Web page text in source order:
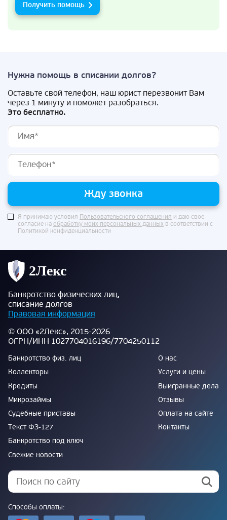
Получить помощь
Нужна помощь в списании долгов?
Оставьте свой телефон, наш юрист перезвонит Вам
через 1 минуту и поможет разобраться.
Это бесплатно.
Жду звонка
Я принимаю условия Пользовательского соглашения и даю свое
согласие на обработку моих персональных данных в соответствии с
Политикой конфиденциальности
Банкротство физических лиц,
списание долгов
Правовая информация
© ООО «2Лекс», 2015-2026
ОГРН/ИНН 1027704016196/7704250112
Банкротство физ. лиц
Коллекторы
Кредиты
Микрозаймы
Судебные приставы
Текст ФЗ-127
Банкротство под ключ
Свежие новости
О нас
Услуги и цены
Выигранные дела
Отзывы
Оплата на сайте
Контакты
Способы оплаты: